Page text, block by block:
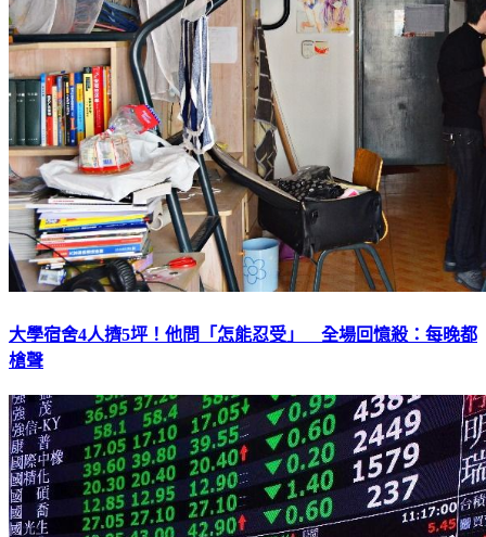
大學宿舍4人擠5坪！他問「怎能忍受」 全場回憶殺：每晚都
槍聲